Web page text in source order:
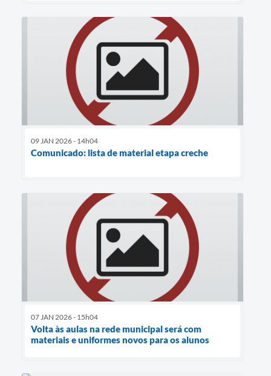
09 JAN 2026 - 14h04
Comunicado: lista de material etapa creche
07 JAN 2026 - 15h04
Volta às aulas na rede municipal será com
materiais e uniformes novos para os alunos